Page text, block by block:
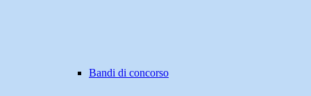
Bandi di concorso